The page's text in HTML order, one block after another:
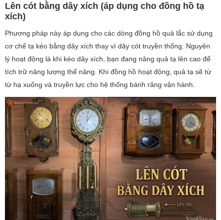
Lên cót bằng dây xích (áp dụng cho đồng hồ tạ
xích)
Phương pháp này áp dụng cho các dòng đồng hồ quả lắc sử dụng
cơ chế tạ kéo bằng dây xích thay vì dây cót truyền thống. Nguyên
lý hoạt động là khi kéo dây xích, bạn đang nâng quả tạ lên cao để
tích trữ năng lượng thế năng. Khi đồng hồ hoạt động, quả tạ sẽ từ
từ hạ xuống và truyền lực cho hệ thống bánh răng vận hành.